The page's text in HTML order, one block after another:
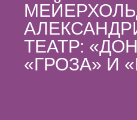
ТЕАТР:
«ГРОЗА» И